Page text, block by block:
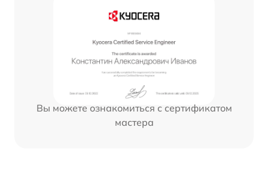
Вы можете ознакомиться с сертификатом
мастера